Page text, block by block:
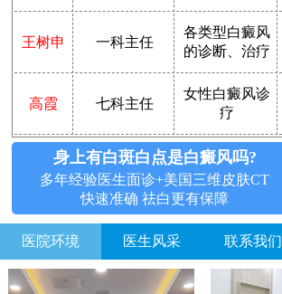
王树申 一科主任
各类型白癜风
的诊断、治疗
高霞 七科主任
女性白癜风诊
疗
身上有白斑白点是白癜风吗?
多年经验医生面诊+美国三维皮肤CT
快速准确 祛白更有保障
医院环境 医生风采 联系我们